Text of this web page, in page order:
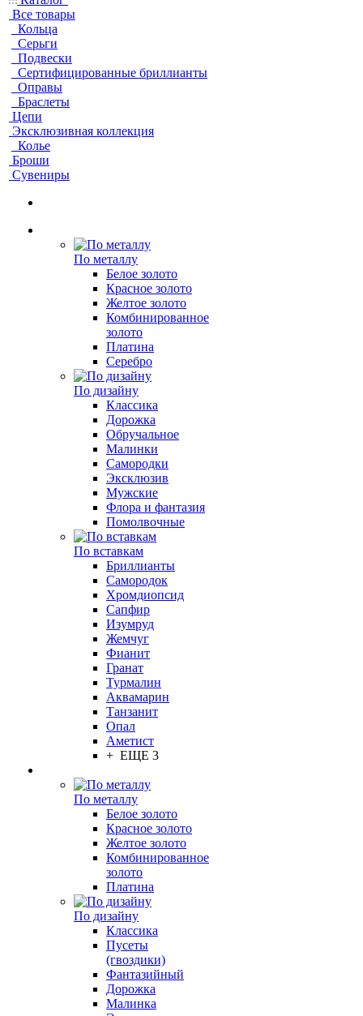
Все товары
Кольца
Серьги
Подвески
Сертифицированные бриллианты
Оправы
Браслеты
Цепи
Эксклюзивная коллекция
Колье
Броши
Сувениры
По металлу
Белое золото
Красное золото
Желтое золото
Комбинированное
золото
Платина
Серебро
По дизайну
Классика
Дорожка
Обручальное
Малинки
Самородки
Эксклюзив
Мужские
Флора и фантазия
Помолвочные
По вставкам
Бриллианты
Самородок
Хромдиопсид
Сапфир
Изумруд
Жемчуг
Фианит
Гранат
Турмалин
Аквамарин
Танзанит
Опал
Аметист
+ ЕЩЕ 3
По металлу
Белое золото
Красное золото
Желтое золото
Комбинированное
золото
Платина
По дизайну
Классика
Пусеты
(гвоздики)
Фантазийный
Дорожка
Малинка